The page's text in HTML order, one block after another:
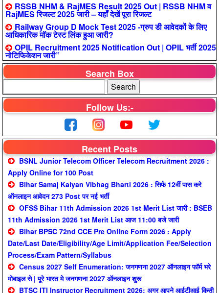
RSSB NHM & RajMES Result 2025 Out | RSSB NHM व
RajMES रिजल्ट 2025 जारी – यहाँ देखें पूरा रिजल्ट
Railway Group D Mock Test 2025 -ग्रुप डी आवेदकों के लिए
आधिकारिक मॉक टेस्ट लिंक हुआ जारी?
OPIL Recruitment 2025 Notification Out | OPIL भर्ती 2025
नोटिफिकेशन जारी”
Search Box
Follow Us:-
Recent Posts
BSNL Junior Telecom Officer Telecom Recruitment 2026 :
Apply Online for 100 Post
Bihar Samaj Kalyan Vibhag Bharti 2026 : सिर्फ 12वीं पास करे
ऑनलाइन आवेदन 273 Post पर नई भर्ती
OFSS Bihar 11th Admission 2026 1st Merit List जारी : BSEB
11th Admission 2026 1st Merit List आज 11:00 बजे जारी
Bihar BPSC 72nd CCE Pre Online Form 2026 : Apply
Date/Last Date/Eligibility/Age Limit/Application Fee/Selection
Process/Exam Pattern/Syllabus
Census 2027 Self Enumeration: जनगणना 2027 ऑनलाइन फॉर्म भरे
मोबाइल से | पूरे भारत मे जनगणना 2027 ऑनलाइन शुरू
BTSC ITI Instructor Recruitment 2026: अगर आपने आईटीआई किसी